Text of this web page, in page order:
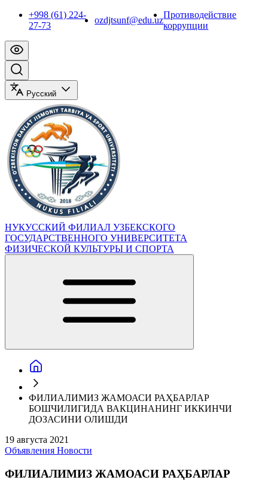
+998 (61) 224-
27-73
ozdjtsunf@edu.uz
Противодействие
коррупции
Русский
НУКУССКИЙ ФИЛИАЛ УЗБЕКСКОГО
ГОСУДАРСТВЕННОГО УНИВЕРСИТЕТА
ФИЗИЧЕСКОЙ КУЛЬТУРЫ И СПОРТА
ФИЛИАЛИМИЗ ЖАМОАСИ РАҲБАРЛАР
БОШЧИЛИГИДА ВАКЦИНАНИНГ ИККИНЧИ
ДОЗАСИНИ ОЛИШДИ
19 августа 2021
Объявления Новости
ФИЛИАЛИМИЗ ЖАМОАСИ РАҲБАРЛАР